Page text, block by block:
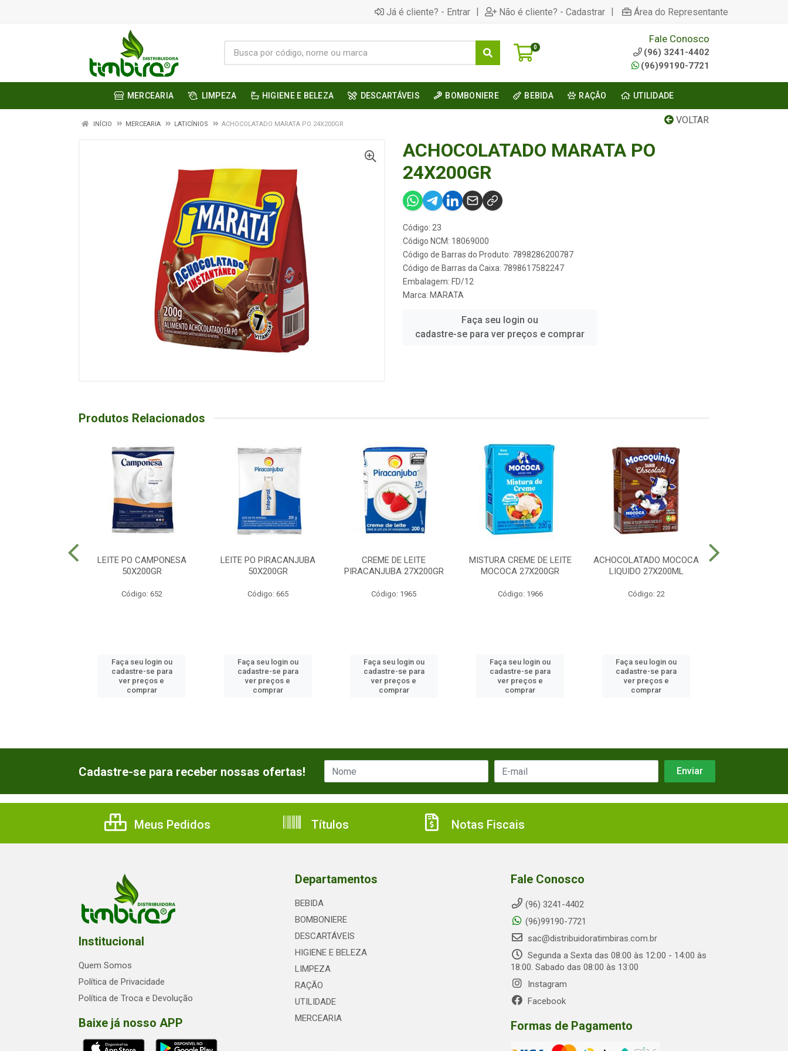
Já é cliente? - Entrar | Não é cliente? - Cadastrar | Área do Representante
0
Fale Conosco
(96) 3241-4402
(96)99190-7721
MERCEARIA LIMPEZA HIGIENE E BELEZA DESCARTÁVEIS BOMBONIERE BEBIDA RAÇÃO UTILIDADE
VOLTAR
INÍCIO MERCEARIA LATICÍNIOS ACHOCOLATADO MARATA PO 24X200GR
ACHOCOLATADO MARATA PO
24X200GR
Código: 23
Código NCM: 18069000
Código de Barras do Produto: 7898286200787
Código de Barras da Caixa: 7898617582247
Embalagem: FD/12
Marca: MARATA
Faça seu login ou
cadastre-se para ver preços e comprar
Produtos Relacionados
LEITE PO CAMPONESA
50X200GR
Código: 652
Faça seu login ou
cadastre-se para
ver preços e
comprar
LEITE PO PIRACANJUBA
50X200GR
Código: 665
Faça seu login ou
cadastre-se para
ver preços e
comprar
CREME DE LEITE
PIRACANJUBA 27X200GR
Código: 1965
Faça seu login ou
cadastre-se para
ver preços e
comprar
MISTURA CREME DE LEITE
MOCOCA 27X200GR
Código: 1966
Faça seu login ou
cadastre-se para
ver preços e
comprar
ACHOCOLATADO MOCOCA
LIQUIDO 27X200ML
Código: 22
Faça seu login ou
cadastre-se para
ver preços e
comprar
Cadastre-se para receber nossas ofertas!
Meus Pedidos Títulos Notas Fiscais
Institucional
Quem Somos
Política de Privacidade
Política de Troca e Devolução
Baixe já nosso APP
Departamentos
BEBIDA
BOMBONIERE
DESCARTÁVEIS
HIGIENE E BELEZA
LIMPEZA
RAÇÃO
UTILIDADE
MERCEARIA
Fale Conosco
(96) 3241-4402
(96)99190-7721
sac@distribuidoratimbiras.com.br
Segunda a Sexta das 08:00 às 12:00 - 14:00 às
18:00. Sabado das 08:00 às 13:00
Instagram
Facebook
Formas de Pagamento